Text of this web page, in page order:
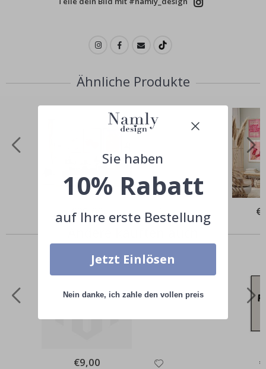
Ähnliche Produkte
Price
€29,00
Special
€9,00
Sie haben
10% Rabatt
auf Ihre erste Bestellung
Jetzt Einlösen
Nein danke, ich zahle den vollen preis